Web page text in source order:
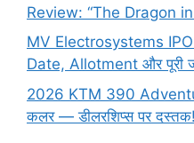
Review: “The Dragon
MV Electrosystems
Date, Allotment और पूरी
2026 KTM 390
कलर — डीलरशिप्स पर दस्तक!